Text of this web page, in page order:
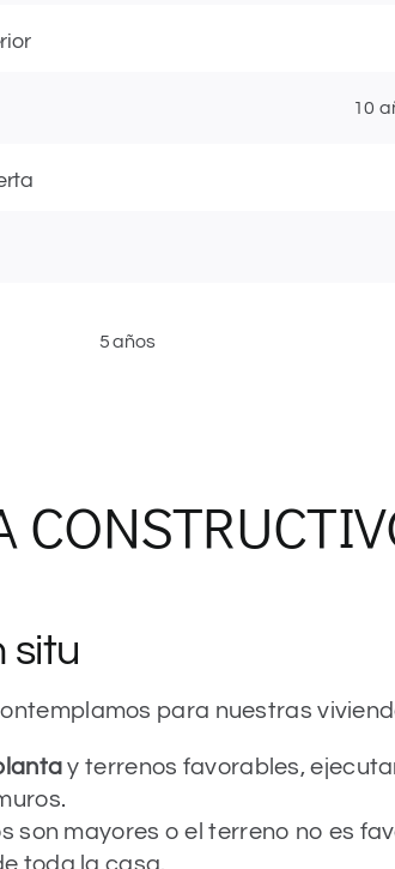
10
5 años
situ
para nuestras
y terrenos favorables,
son mayores o el terreno no es